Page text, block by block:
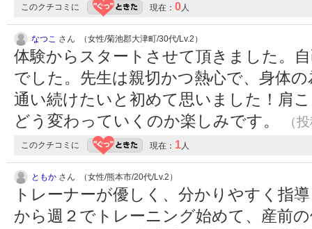
このクチコミに 現在： 0人
なつこ さん （女性/菊池郡大津町/30代/Lv.2）
体験からスタートさせて頂きました。
でした。先生は親切かつ熱心で、身体
通い続けたいと初めて思いました！肩
どう変わっていくのか楽しみです。
（
このクチコミに 現在： 1人
ともか さん （女性/熊本市/20代/Lv.2）
トレーナーが優しく、分かりやすく指
から週２でトレーニング始めて、産前